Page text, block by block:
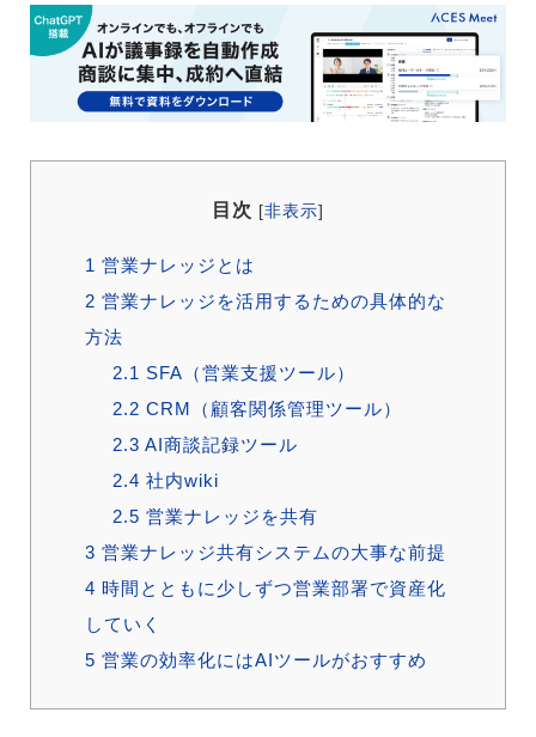
目次 [非表示]
1 営業ナレッジとは
2 営業ナレッジを活用するための具体的な
方法
2.1 SFA（営業支援ツール）
2.2 CRM（顧客関係管理ツール）
2.3 AI商談記録ツール
2.4 社内wiki
2.5 営業ナレッジを共有
3 営業ナレッジ共有システムの大事な前提
4 時間とともに少しずつ営業部署で資産化
していく
5 営業の効率化にはAIツールがおすすめ